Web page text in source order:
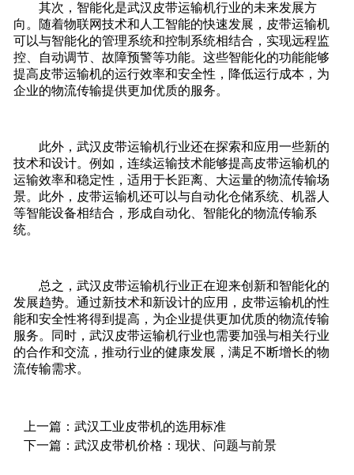
其次，智能化是武汉皮带运输机行业的未来发展方
向。随着物联网技术和人工智能的快速发展，皮带运输机
可以与智能化的管理系统和控制系统相结合，实现远程监
控、自动调节、故障预警等功能。这些智能化的功能能够
提高皮带运输机的运行效率和安全性，降低运行成本，为
企业的物流传输提供更加优质的服务。
此外，武汉皮带运输机行业还在探索和应用一些新的
技术和设计。例如，连续运输技术能够提高皮带运输机的
运输效率和稳定性，适用于长距离、大运量的物流传输场
景。此外，皮带运输机还可以与自动化仓储系统、机器人
等智能设备相结合，形成自动化、智能化的物流传输系
统。
总之，武汉皮带运输机行业正在迎来创新和智能化的
发展趋势。通过新技术和新设计的应用，皮带运输机的性
能和安全性将得到提高，为企业提供更加优质的物流传输
服务。同时，武汉皮带运输机行业也需要加强与相关行业
的合作和交流，推动行业的健康发展，满足不断增长的物
流传输需求。
上一篇： 武汉工业皮带机的选用标准
下一篇： 武汉皮带机价格：现状、问题与前景